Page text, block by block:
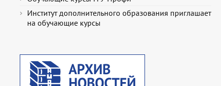
Институт дополнительного образования приглашает
на обучающие курсы